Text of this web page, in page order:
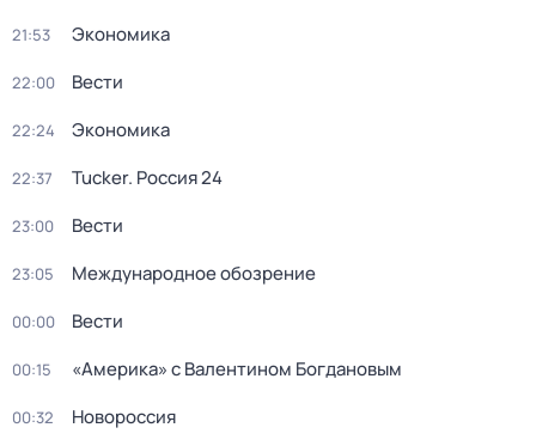
21:53 Экономика
22:00 Вести
22:24 Экономика
22:37 Tucker. Россия 24
23:00 Вести
23:05 Международное обозрение
00:00 Вести
00:15 «Америка» с Валентином Богдановым
00:32 Новороссия